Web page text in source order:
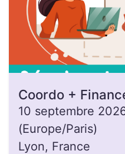
Coordo +
10 septembre
(Europe/Paris)
Lyon, France